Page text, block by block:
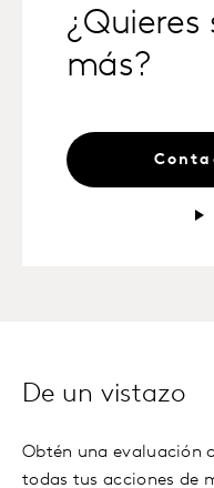
¿Quieres
más?
De un vistazo
Obtén una evaluación
todas tus acciones de